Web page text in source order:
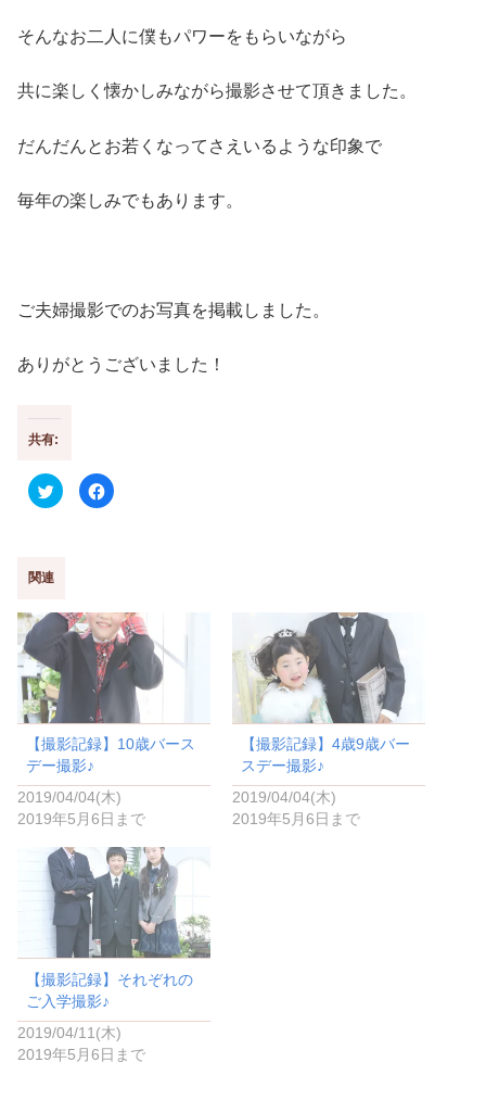
そんなお二人に僕もパワーをもらいながら
共に楽しく懐かしみながら撮影させて頂きました。
だんだんとお若くなってさえいるような印象で
毎年の楽しみでもあります。
ご夫婦撮影でのお写真を掲載しました。
ありがとうございました！
共有:
ク
リ
t
r
共
有
(
新
し
い
ウ
ィ
ン
ド
ウ
で
開
ま
す
F
a
有
す
る
に
は
ク
リ
ク
し
て
さ
い
(
新
い
ウ
ィ
ン
ド
ウ
で
開
き
ま
す
)
関連
【撮影記録】10歳バース
デー撮影♪
2019/04/04(木)
2019年5月6日まで
【撮影記録】4歳9歳バー
スデー撮影♪
2019/04/04(木)
2019年5月6日まで
【撮影記録】それぞれの
ご入学撮影♪
2019/04/11(木)
2019年5月6日まで